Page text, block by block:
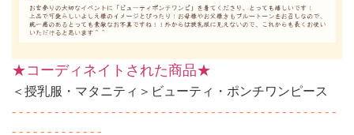
★コーディネイトされた商品★
＜授乳服・マタニティ＞ビューティ・ポンチワンピース
- - - - - - - - - - - - - - - - - - - - - - - - - - - - - - - - - - - - - - - - - - - - - -
- - - - - - - - - - - - -